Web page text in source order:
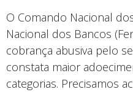
O Comando Nacional
Nacional dos Bancos
cobrança abusiva pelo
constata maior
categorias. Precisamos